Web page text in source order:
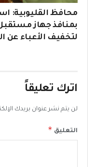
محافظ القليوبية:
بمنافذ جهاز
لتخفيف الأعباء عن
اترك تعليقاً
لن يتم نشر عنوان بريدك
التعليق *